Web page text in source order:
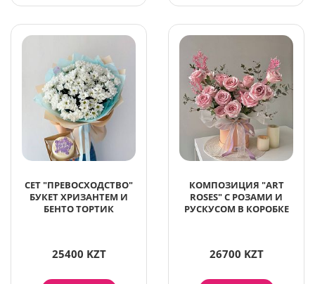
СЕТ "ПРЕВОСХОДСТВО"
БУКЕТ ХРИЗАНТЕМ И
БЕНТО ТОРТИК
25400 KZT
КОМПОЗИЦИЯ "ART
ROSES" С РОЗАМИ И
РУСКУСОМ В КОРОБКЕ
26700 KZT